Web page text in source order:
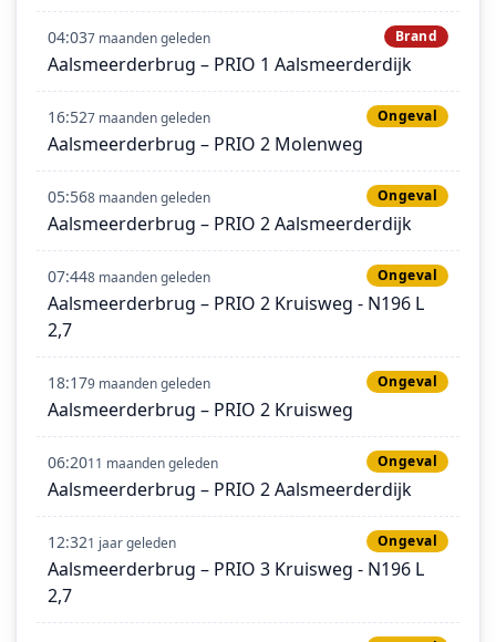
04:037 maanden geleden Brand
Aalsmeerderbrug – PRIO 1 Aalsmeerderdijk
16:527 maanden geleden Ongeval
Aalsmeerderbrug – PRIO 2 Molenweg
05:568 maanden geleden Ongeval
Aalsmeerderbrug – PRIO 2 Aalsmeerderdijk
07:448 maanden geleden Ongeval
Aalsmeerderbrug – PRIO 2 Kruisweg - N196 L
2,7
18:179 maanden geleden Ongeval
Aalsmeerderbrug – PRIO 2 Kruisweg
06:2011 maanden geleden Ongeval
Aalsmeerderbrug – PRIO 2 Aalsmeerderdijk
12:321 jaar geleden Ongeval
Aalsmeerderbrug – PRIO 3 Kruisweg - N196 L
2,7